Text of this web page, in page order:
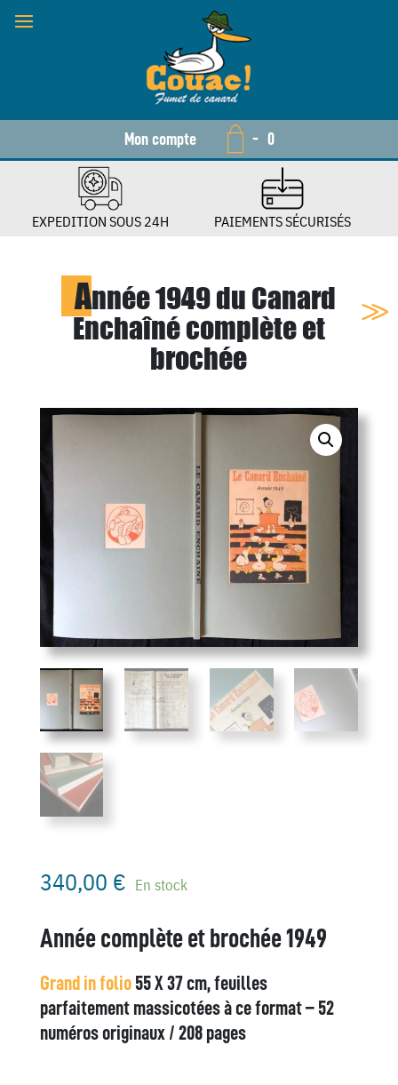
Mon compte - 0
EXPEDITION SOUS 24H PAIEMENTS SÉCURISÉS
Année 1949 du Canard
Enchaîné complète et
brochée
340,00 € En stock
Année complète et brochée 1949
Grand in folio55 X 37 cm, feuilles
parfaitement massicotées à ce format – 52
numéros originaux / 208 pages